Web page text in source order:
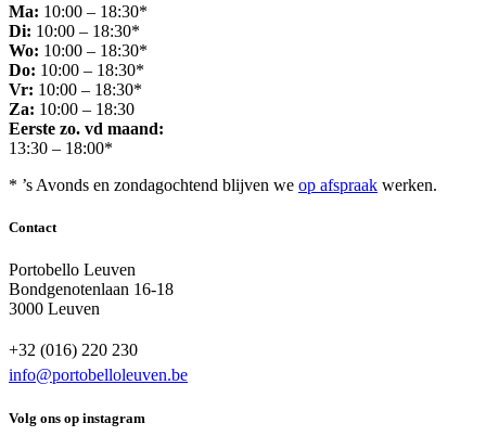
Ma: 10:00 – 18:30*
Di: 10:00 – 18:30*
Wo: 10:00 – 18:30*
Do: 10:00 – 18:30*
Vr: 10:00 – 18:30*
Za: 10:00 – 18:30
Eerste zo. vd maand:
13:30 – 18:00*
* ’s Avonds en zondagochtend blijven we op afspraak werken.
Contact
Portobello Leuven
Bondgenotenlaan 16-18
3000 Leuven
+32 (016) 220 230
info@portobelloleuven.be
Volg ons op instagram